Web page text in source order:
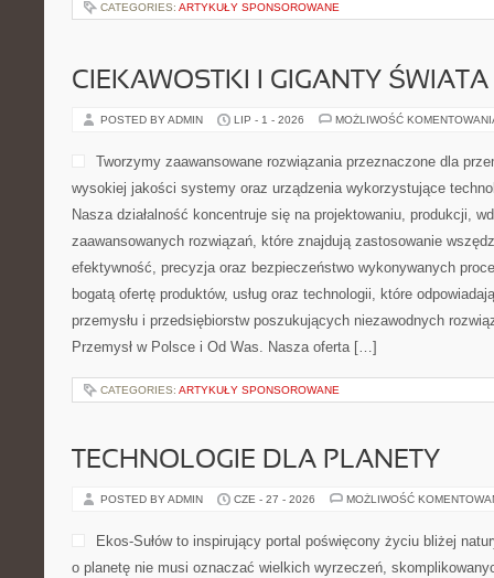
CATEGORIES: ARTYKUŁY SPONSOROWANE
CIEKAWOSTKI I GIGANTY ŚWIATA
POSTED BY ADMIN LIP - 1 - 2026 MOŻLIWOŚĆ
Tworzymy zaawansowane rozwiązania przeznaczone dla
wysokiej jakości systemy oraz urządzenia wykorzystujące
Nasza działalność koncentruje się na projektowaniu, produkcji,
zaawansowanych rozwiązań, które znajdują zastosowanie
efektywność, precyzja oraz bezpieczeństwo wykonywanych
bogatą ofertę produktów, usług oraz technologii, które
przemysłu i przedsiębiorstw poszukujących niezawodnych
Przemysł w Polsce i Od Was. Nasza oferta […]
CATEGORIES: ARTYKUŁY SPONSOROWANE
TECHNOLOGIE DLA PLANETY
POSTED BY ADMIN CZE - 27 - 2026 MOŻLIWOŚĆ
Ekos-Sułów to inspirujący portal poświęcony życiu bliżej
o planetę nie musi oznaczać wielkich wyrzeczeń,